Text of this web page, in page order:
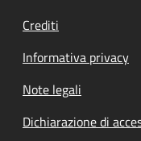
Crediti
Informativa privacy
Note legali
Dichiarazione di